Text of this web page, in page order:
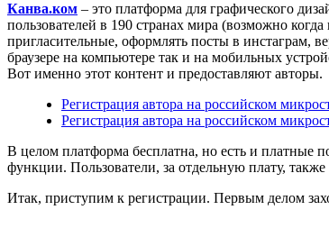
Канва.ком – это платформа для графического
пользователей в 190 странах мира (возможно
пригласительные, оформлять посты в инстаграм,
браузере на компьютере так и на мобильных
Вот именно этот контент и предоставляют авторы.
Регистрация автора на российском
Регистрация автора на российском
В целом платформа бесплатна, но есть и платные
функции. Пользователи, за отдельную плату,
Итак, приступим к регистрации. Первым делом